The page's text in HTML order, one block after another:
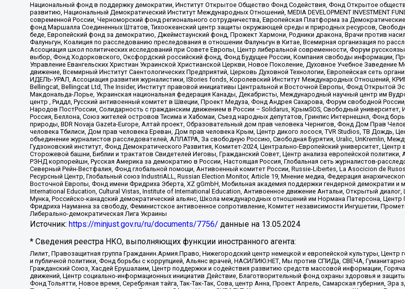
Национальный фонд в поддержку демократии, Институт Открытое Общество Фонд Содействия, Фонд Открытое
развитию, Национальный Демократический Институт Международных Отношений, MEDIA DEVELOPMENT INVESTMENT
современной России, Черноморский фонд регионального сотрудничества, Европейская Платформа за
фонд Маршалла Соединенных Штатов, Тихоокеанский центр защиты окружающей среды и природных ресурсов,
беде, Европейский фонд за демократию, Джеймстаунский фонд, Прожект Хармони, Родники дракона, Врачи против
Фалуньгун, Коалиция по расследованию преследования в отношении Фалуньгун в Китае, Всемирная организация по
Ассоциация школ политических исследований при Совете Европы, Центр либеральной современности, Форум
выбор, Фонд Ходорковского, Оксфордский российский фонд, Фонд Будущее России, Компания свободы информации,
Управление Евангельских Христиан Украинской Христианской Церкви, Новое Поколение, Духовное Учебное
движение, Всемирный Институт Саентологических Предприятий, Церковь Духовной Технологии, Европейская сеть
ИДЕЛЬ-УРАЛ, Ассоциация развития журналистики, IStories fonds, Королевский Институт Международных Отношений,
Bellingcat, Bellingcat Ltd, The Insider, Институт правовой инициативы Центральной и Восточной Европы, Фонд Открытой
Макдональда-Лорье, Украинская национальная федерация Канады, Декабристы, Международный научный центр им
центр , Риддл, Русский антивоенный комитет в Швеции, Проект Медуза, Фонд Андрея Сахарова, Форум свободной
Народов ПостРоссии, Солидарность с гражданским движением в России – Solidarus, КрымSOS, Свободный университет,
Россия, Беллона, Союз жителей островов Тисима и Хабомаи, Съезд народных депутатов, Гринпис Интернешнл, Фонд
природы, BDR Novaja Gazeta-Europe, Алтай проект, Образовательный дом прав человека Чернигов, Фонд Дом Прав
человека Тбилиси, Дом прав человека Ереван, Дом прав человека Крым, Центр дикого лосося, TVR Studios, ТВ Дождь,
объединение журналистов расследователей, АЛЛАТРА, За свободную Россию, Свободная Бурятия, Uralic, UnKremlin,
Гудзоновский институт, Фонд Демократического Развития, Комитет-2024, Центрально-Европейский университет,
Сторожевой башни, Библии и трактатов Свидетелей Иеговы, Гражданский Совет, Центр анализа европейской политики,
РЭНД корпорейшн, Русская Америка за демократию в России, Настоящая Россия, Глобальная сеть журналистов-
Северный Рейн-Вестфалия, Фонд глобальной помощи, Антивоенный комитет России, Russie-Libertes, La Asocicion de
Ресурсный Центр, Глобальный союз IndustriALL, Russian Election Monitor, Article 19, Мнение медиа, Федерация
Восточной Европы, Фонд имени Фридриха Эберта, XZ gGmbH, Мобильная академия поддержки гендерной демократии
International Education, Cultural Vistas, Institute of International Education, Антивоенное движение Антальи, Открытый
Мунка, Российско-канадский демократический альянс, Школа международных отношений им Нормана Патерсона,
Фридриха Науманна за свободу, Феминистское антивоенное сопротивление, Комитет независимости Ингушетии,
Либерально-демократическая Лига Украины
Источник: https://minjust.gov.ru/ru/documents/7756/ данные на 13.05.2024
* Сведения реестра НКО, выполняющих функции иностранного агента:
Лилит, Правозащитная группа Гражданин.Армия.Право, Нижегородский центр немецкой и европейской культуры,
и публичной политики, Фонд борьбы с коррупцией, Альянс врачей, НАСИЛИЮ.НЕТ, Мы против СПИДа, СВЕЧА,
Гражданский Союз, Хасдей Ерушалаим, Центр поддержки и содействия развитию средств массовой информации,
движений, Центр социально-информационных инициатив Действие, Благотворительный фонд охраны здоровья и
Фонд Тольятти, Новое время, Серебряная тайга, Так-Так-Так, Сова, центр Анна, Проект Апрель, Самарская губерния,